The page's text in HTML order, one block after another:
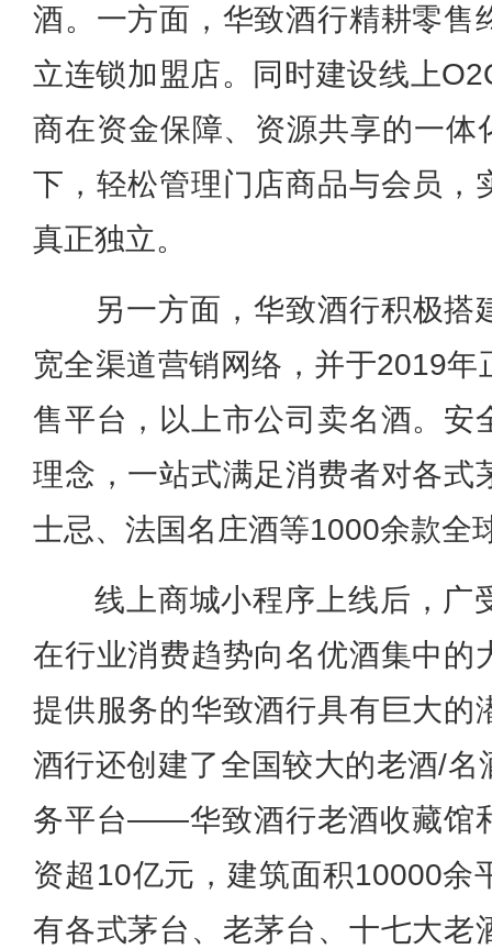
酒。一方面，华致酒行精耕零售
立连锁加盟店。同时建设线上
商在资金保障、资源共享的一体
下，轻松管理门店商品与会员，
真正独立。
另一方面，华致酒行积极搭
宽全渠道营销网络，并于2019
售平台，以上市公司卖名酒。安
理念，一站式满足消费者对各式
士忌、法国名庄酒等1000余款全
线上商城小程序上线后，广
在行业消费趋势向名优酒集中的
提供服务的华致酒行具有巨大的
酒行还创建了全国较大的老酒/
务平台——华致酒行老酒收藏馆
资超10亿元，建筑面积10000余
有各式茅台、老茅台、十七大老